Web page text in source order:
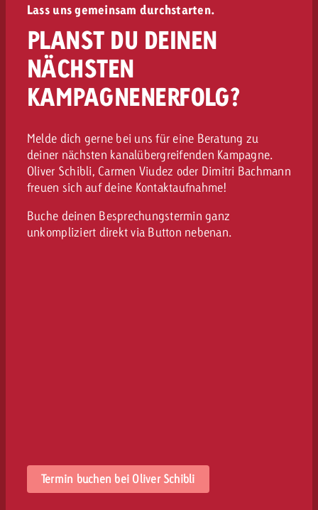
Lass uns gemeinsam durchstarten.
PLANST DU DEINEN
NÄCHSTEN
KAMPAGNENERFOLG?
Melde dich gerne bei uns für eine Beratung zu
deiner nächsten kanalübergreifenden Kampagne.
Oliver Schibli, Carmen Viudez oder Dimitri Bachmann
freuen sich auf deine Kontaktaufnahme!
Buche deinen Besprechungstermin ganz
unkompliziert direkt via Button nebenan.
Termin buchen bei Oliver Schibli